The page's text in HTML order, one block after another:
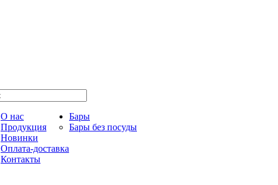
О нас
Продукция
Новинки
Оплата-доставка
Контакты
Бары
Бары без посуды